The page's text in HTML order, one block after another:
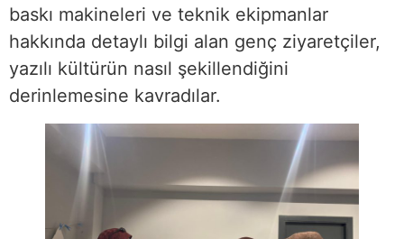
baskı makineleri ve teknik ekipmanlar
hakkında detaylı bilgi alan genç ziyaretçiler,
yazılı kültürün nasıl şekillendiğini
derinlemesine kavradılar.